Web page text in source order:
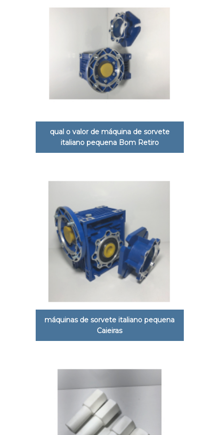
qual o valor de máquina de sorvete
italiano pequena Bom Retiro
máquinas de sorvete italiano pequena
Caieiras